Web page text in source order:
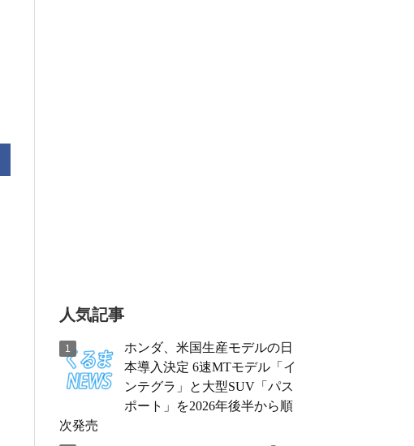
人気記事
ホンダ、米国生産モデルの日
本導入決定 6速MTモデル「イ
ンテグラ」と大型SUV「パス
ポート」を2026年後半から順
次発売